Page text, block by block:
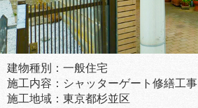
建物種別：一般住宅
施工内容：シャッターゲート修繕工事
施工地域：東京都杉並区